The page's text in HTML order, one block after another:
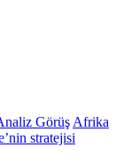
Görüş Afrika
stratejisi